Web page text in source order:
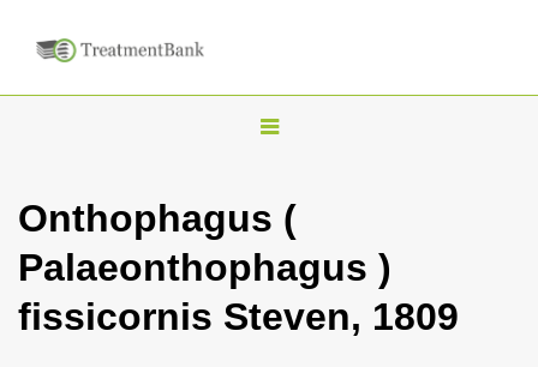
T
g
l
n
Onthophagus (
Palaeonthophagus )
fissicornis Steven, 1809